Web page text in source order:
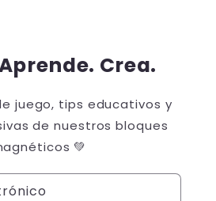
Crea.
juego, tips educativos y
de nuestros bloques
💚